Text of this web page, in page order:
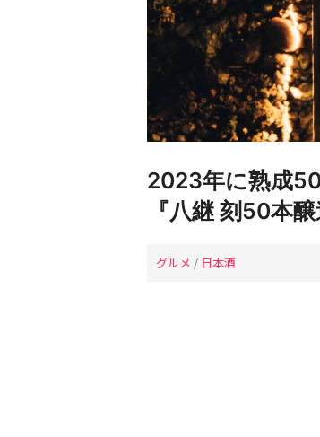
2023年に熟成
『八継 刻50本
グルメ / 日本酒